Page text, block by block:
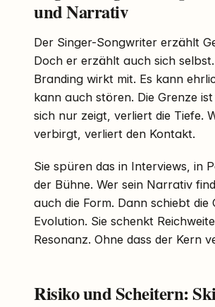
und Narrativ
Der Singer-Songwriter erzählt
Doch er erzählt auch sich
Branding wirkt mit. Es kann
kann auch stören. Die Grenze
sich nur zeigt, verliert die Tiefe.
verbirgt, verliert den Kontakt.
Sie spüren das in Interviews, in
der Bühne. Wer sein Narrativ
auch die Form. Dann schiebt die
Evolution. Sie schenkt
Resonanz. Ohne dass der Kern
Risiko und Scheitern: